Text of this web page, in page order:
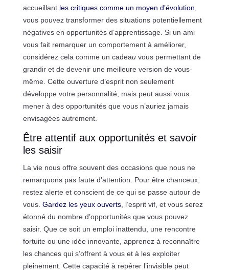
accueillant les critiques comme un moyen d’évolution
vous pouvez transformer des situations potentiellement
négatives en opportunités d’apprentissage. Si un ami
vous fait remarquer un comportement à améliorer,
considérez cela comme un cadeauvous permettant de
grandir et de devenir une meilleure version de vous-
même. Cette ouverture d’esprit non seulement
développe votre personnalité, mais peut aussi vous
mener à des opportunités que vous n’auriez jamais
envisagées autrement.
Être attentif aux opportunités et savoir
les saisir
La vie nous offre souvent des occasions que nous ne
remarquons pas faute d’attention. Pour être chanceux,
restez alerte et conscient de ce qui se passe autour de
vous. Gardez les yeux ouverts, l’esprit vif, et vous serez
étonné du nombre d’opportunités que vous pouvez
saisir. Que ce soit un emploi inattendu, une rencontre
fortuite ou une idée innovante, apprenez à reconnaître
les chances qui s’offrent à vous et à les exploiter
pleinement. Cette capacité à repérer l’invisible peut